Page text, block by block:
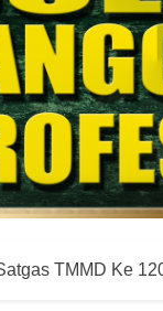
TMMD Ke